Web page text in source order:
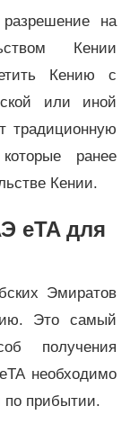
на
Кении
Кению с
или иной
традиционную
ранее
Кении.
eTA для
Эмиратов
Это самый
получения
необходимо
по прибытии.